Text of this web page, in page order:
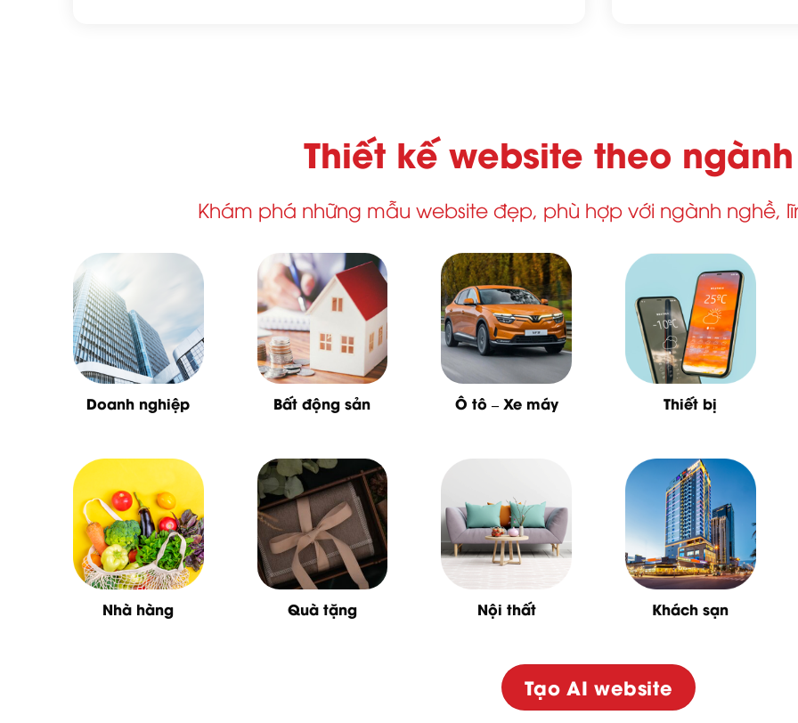
Thiết kế website theo
Khám phá những mẫu website đẹp, phù hợp với ngành nghề,
Doanh nghiệp Bất động sản Ô tô – Xe máy Thiết bị
Nhà hàng Quà tặng Nội thất Khách sạn
Tạo AI website